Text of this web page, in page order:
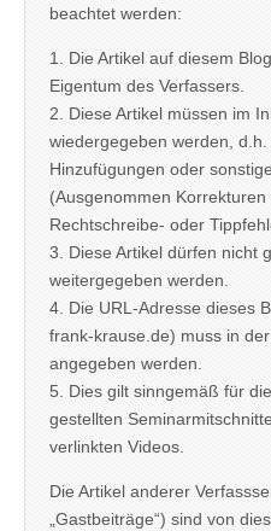
beachtet werden:
1. Die Artikel auf diesem
Eigentum des Verfassers.
2. Diese Artikel müssen im
wiedergegeben werden, d.h.
Hinzufügungen oder
(Ausgenommen
Rechtschreibe- oder
3. Diese Artikel dürfen nicht
weitergegeben werden.
4. Die URL-Adresse dieses
frank-krause.de) muss in
angegeben werden.
5. Dies gilt sinngemäß für
gestellten
verlinkten Videos.
Die Artikel anderer
„Gastbeiträge“) sind von